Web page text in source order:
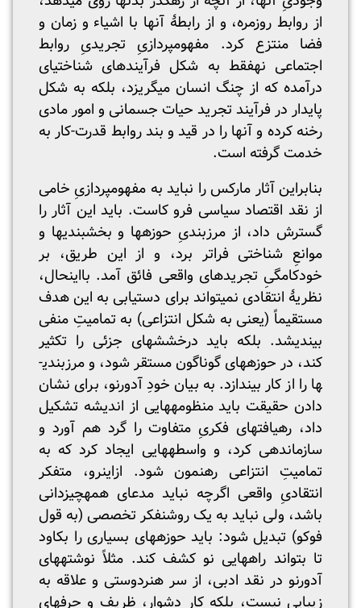
از روابط روزمره، و از رابطۀ آنها با اشیاء و زمان و
فضا منتزع کرد. مفهوم­پردازیِ تجریدیِ روابط
اجتماعی نه­فقط به شکل فرآیندهای شناختی­ای
درآمده که از چنگ انسان می­گریزد، بلکه به شکل
پایدار در فرآیند تجرید حیات جسمانی و امور مادی
رخنه کرده و آنها را در قید و بند روابط قدرت-کار به
خدمت گرفته است.
بنابراین آثار مارکس را نباید به مفهوم­پردازیِ خامی
از نقد اقتصاد سیاسی فرو کاست. باید این آثار را
گسترش داد، از مرزبندیِ حوزه­ها و بخش­بندی­ها و
موانعِ شناختی فراتر برد، و از این طریق، بر
خودکامگیِ تجریدهای واقعی فائق آمد. بااین­حال،
نظریۀ انتقادی نمی­تواند برای دستیابی به این هدف
مستقیماً (یعنی به شکل انتزاعی) به تمامیتِ منفی
بیندیشد. بلکه باید درخشش­های جزئی را تکثیر
کند، در حوزه­های گوناگون مستقر شود، و مرزبندی­
ها را از کار بیندازد. به بیان خودِ آدورنو، برای نشان
دادن حقیقت باید منظومه­هایی از اندیشه تشکیل
داد، رهیافت­های فکریِ متفاوت را گرد هم آورد و
سازماندهی کرد، و واسطه­هایی ایجاد کرد که به
تمامیتِ انتزاعی رهنمون شود. ازاین­رو، متفکر
انتقادیِ واقعی اگرچه نباید مدعای همه­چیزدانی
باشد، ولی نباید به یک روشنفکر تخصصی (به قول
فوکو) تبدیل شود: باید حوزه­های بسیاری را بکاود
تا بتواند راه­هایی نو کشف کند. مثلاً نوشته­های
آدورنو در نقد ادبی، از سر هنردوستی و علاقه به
زیبایی نیست، بلکه کار دشوار، ظریف و حرفه­ایِ